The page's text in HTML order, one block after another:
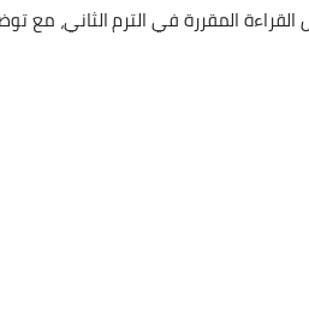
المقررة في الترم الثاني، مع